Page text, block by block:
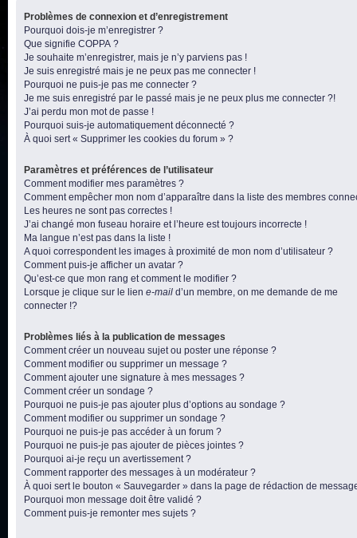
Problèmes de connexion et d’enregistrement
Pourquoi dois-je m’enregistrer ?
Que signifie COPPA ?
Je souhaite m’enregistrer, mais je n’y parviens pas !
Je suis enregistré mais je ne peux pas me connecter !
Pourquoi ne puis-je pas me connecter ?
Je me suis enregistré par le passé mais je ne peux plus me connecter ?!
J’ai perdu mon mot de passe !
Pourquoi suis-je automatiquement déconnecté ?
À quoi sert « Supprimer les cookies du forum » ?
Paramètres et préférences de l’utilisateur
Comment modifier mes paramètres ?
Comment empêcher mon nom d’apparaître dans la liste des membres
Les heures ne sont pas correctes !
J’ai changé mon fuseau horaire et l’heure est toujours incorrecte !
Ma langue n’est pas dans la liste !
A quoi correspondent les images à proximité de mon nom d’utilisateur ?
Comment puis-je afficher un avatar ?
Qu’est-ce que mon rang et comment le modifier ?
Lorsque je clique sur le lien e-mail d’un membre, on me demande de me
connecter !?
Problèmes liés à la publication de messages
Comment créer un nouveau sujet ou poster une réponse ?
Comment modifier ou supprimer un message ?
Comment ajouter une signature à mes messages ?
Comment créer un sondage ?
Pourquoi ne puis-je pas ajouter plus d’options au sondage ?
Comment modifier ou supprimer un sondage ?
Pourquoi ne puis-je pas accéder à un forum ?
Pourquoi ne puis-je pas ajouter de pièces jointes ?
Pourquoi ai-je reçu un avertissement ?
Comment rapporter des messages à un modérateur ?
À quoi sert le bouton « Sauvegarder » dans la page de rédaction de
Pourquoi mon message doit être validé ?
Comment puis-je remonter mes sujets ?